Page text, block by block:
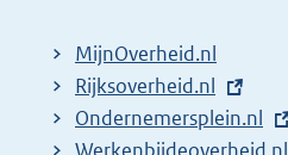
u
l
t
l
i
n
MijnOverheid.nl
E
x
Rijksoverheid.nl
E
Ondernemersplein.nl